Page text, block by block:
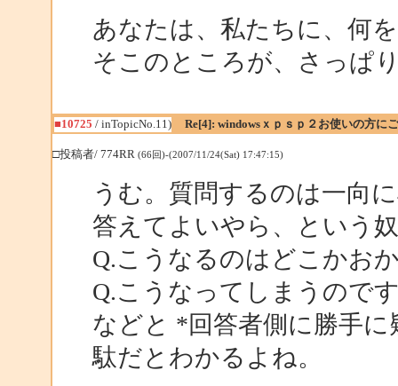
あなたは、私たちに、何
そこのところが、さっぱ
■10725 / inTopicNo.11) Re[4]: windowsｘｐｓｐ２お使いの方に
□投稿者/ 774RR (66回)-(2007/11/24(Sat) 17:47:15)
うむ。質問するのは一向
答えてよいやら、という
Q.こうなるのはどこかお
Q.こうなってしまうので
などと *回答者側に勝手
駄だとわかるよね。